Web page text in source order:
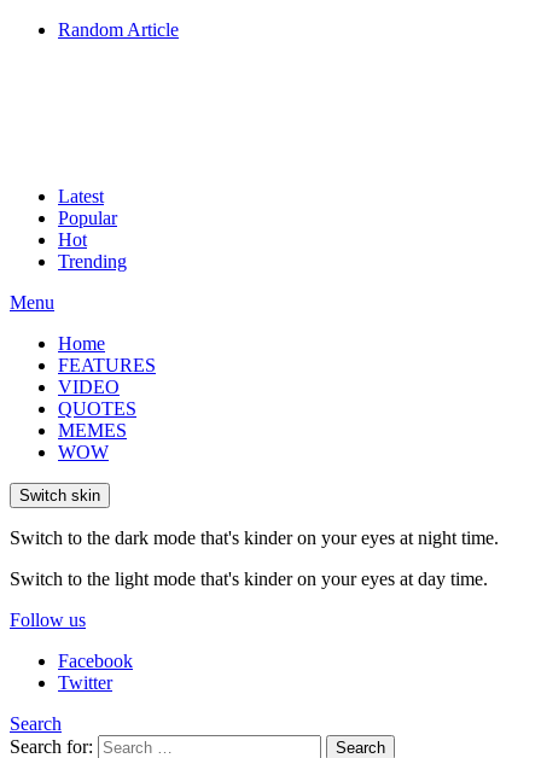
Random Article
Latest
Popular
Hot
Trending
Menu
Home
FEATURES
VIDEO
QUOTES
MEMES
WOW
Switch skin
Switch to the dark mode that's kinder on your eyes at night time.
Switch to the light mode that's kinder on your eyes at day time.
Follow us
Facebook
Twitter
Search
Search for:
Search